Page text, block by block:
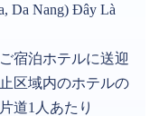
Da Nang) Đây Là
宿泊ホテルに送迎
区域内のホテルの
道1人あたり